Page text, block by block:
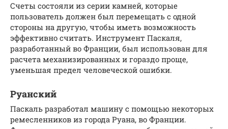
Счеты состояли из серии камней, которые
пользователь должен был перемещать с одной
стороны на другую, чтобы иметь возможность
эффективно считать. Инструмент Паскаля,
разработанный во Франции, был использован для
расчета механизированных и гораздо проще,
уменьшая предел человеческой ошибки.
Руанский
Паскаль разработал машину с помощью некоторых
ремесленников из города Руана, во Франции.